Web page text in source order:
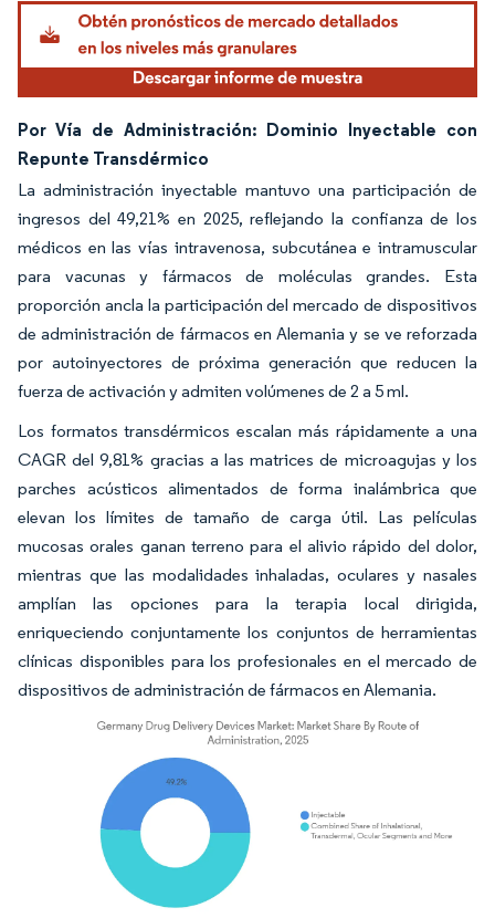
Por Vía de Administración: Dominio Inyectable con
Repunte Transdérmico
La administración inyectable mantuvo una participación de
ingresos del 49,21% en 2025, reflejando la confianza de los
médicos en las vías intravenosa, subcutánea e intramuscular
para vacunas y fármacos de moléculas grandes. Esta
proporción ancla la participación del mercado de dispositivos
de administración de fármacos en Alemania y se ve reforzada
por autoinyectores de próxima generación que reducen la
fuerza de activación y admiten volúmenes de 2 a 5 ml.
Los formatos transdérmicos escalan más rápidamente a una
CAGR del 9,81% gracias a las matrices de microagujas y los
parches acústicos alimentados de forma inalámbrica que
elevan los límites de tamaño de carga útil. Las películas
mucosas orales ganan terreno para el alivio rápido del dolor,
mientras que las modalidades inhaladas, oculares y nasales
amplían las opciones para la terapia local dirigida,
enriqueciendo conjuntamente los conjuntos de herramientas
clínicas disponibles para los profesionales en el mercado de
dispositivos de administración de fármacos en Alemania.